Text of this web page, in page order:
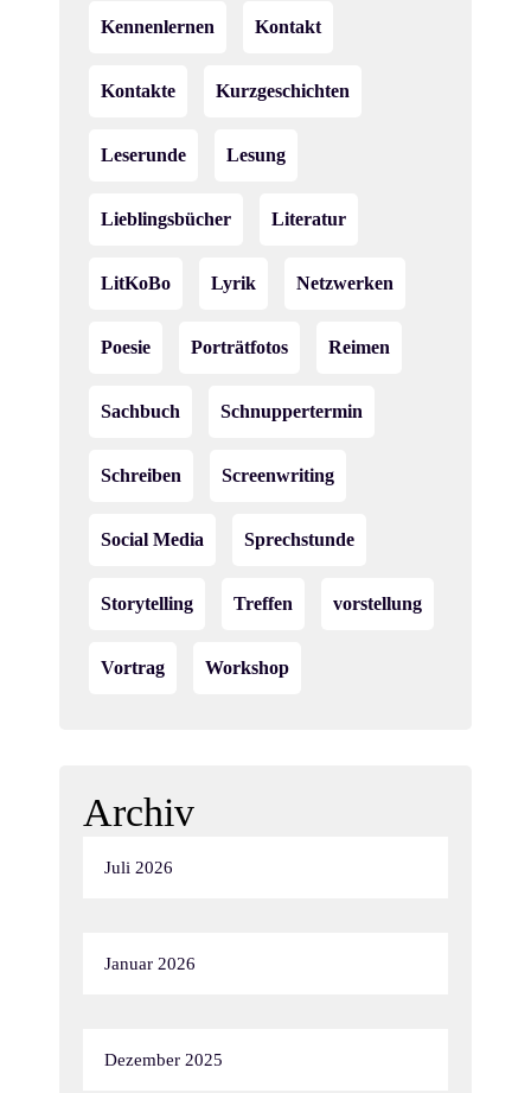
Kennenlernen Kontakt
Kontakte Kurzgeschichten
Leserunde Lesung
Lieblingsbücher Literatur
LitKoBo Lyrik Netzwerken
Poesie Porträtfotos Reimen
Sachbuch Schnuppertermin
Schreiben Screenwriting
Social Media Sprechstunde
Storytelling Treffen vorstellung
Vortrag Workshop
Archiv
Juli 2026
Januar 2026
Dezember 2025